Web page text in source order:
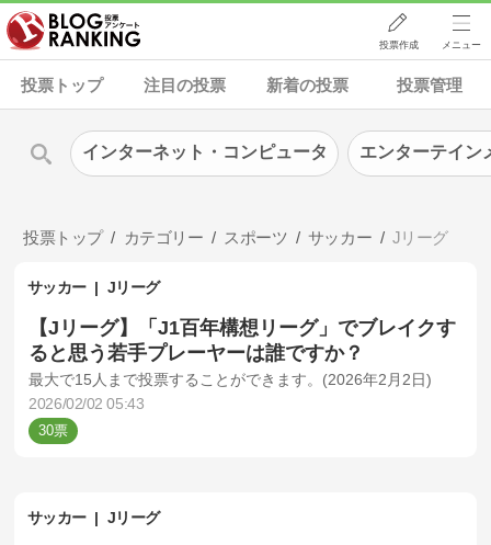
投票作成 メニュー
投票トップ 注目の投票 新着の投票 投票管理
投票トップ カテゴリー スポーツ サッカー Jリーグ
サッカー Jリーグ
【Jリーグ】「J1百年構想リーグ」でブレイクす
ると思う若手プレーヤーは誰ですか？
最大で15人まで投票することができます。(2026年2月2日)
2026/02/02 05:43
30
サッカー Jリーグ
インターネット・コンピュータ エンターテイン